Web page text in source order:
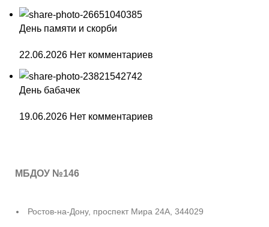
День памяти и скорби
22.06.2026 Нет комментариев
День бабачек
19.06.2026 Нет комментариев
МБДОУ №146
Ростов-на-Дону, проспект Мира 24А, 344029